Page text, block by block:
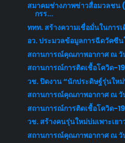
สมาคมช่างภาพข่าวสื่อมวลชน
กรร...
ททท. สร้างความเชื่อมั่นในการ
อว. ประมวลข้อมูลการฉีดวัคซี
สถานการณ์คุณภาพอากาศ ณ วั
สถานการณ์การติดเชื้อโควิด-
วช. ปิดงาน “นักประดิษฐ์รุ่นให
สถานการณ์คุณภาพอากาศ ณ วั
สถานการณ์การติดเชื้อโควิด-
วช. สร้างคนรุ่นใหม่บ่มเพาะเย
สถานการณ์คุณภาพอากาศ ณ วั